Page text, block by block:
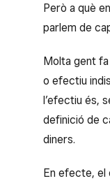
Però a què
parlem de
Molta gent
o efectiu
l’efectiu és,
definició de
diners.
En efecte,